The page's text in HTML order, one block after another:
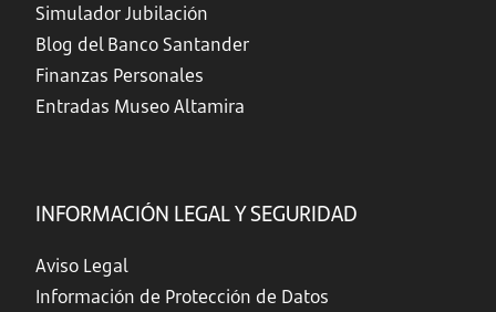
Simulador Jubilación
Blog del Banco Santander
Finanzas Personales
Entradas Museo Altamira
INFORMACIÓN LEGAL Y SEGURIDAD
Aviso Legal
Información de Protección de Datos